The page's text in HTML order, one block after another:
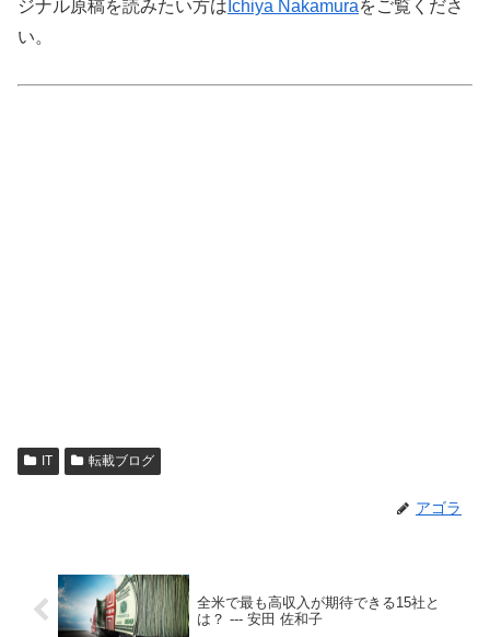
ジナル原稿を読みたい方は Ichiya Nakamuraをご覧くださ
い。
IT 転載ブログ
アゴラ
全米で最も高収入が期待できる15社と
は？ --- 安田 佐和子